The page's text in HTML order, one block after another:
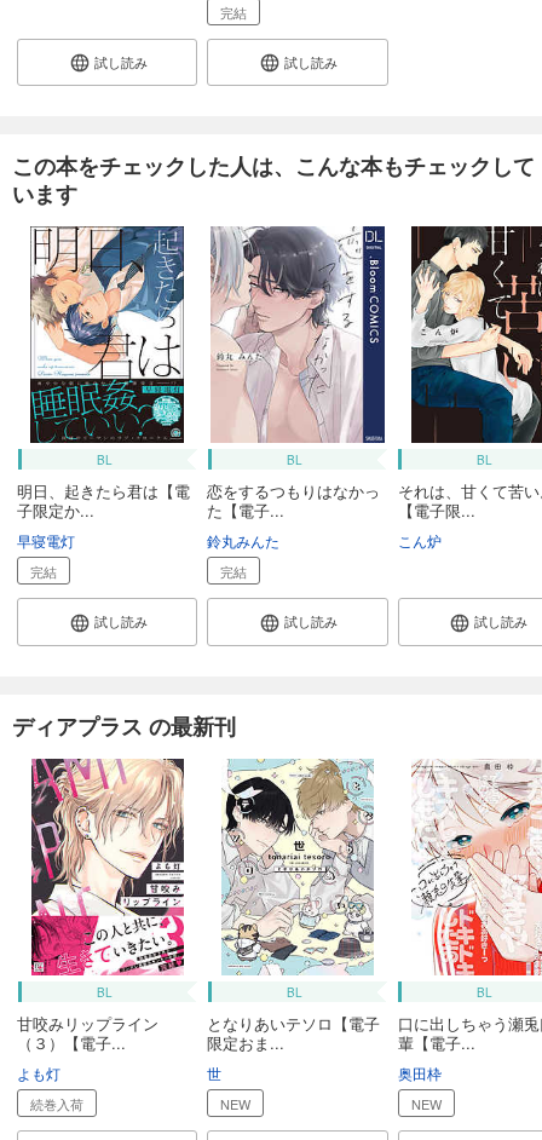
試し読み
完結
試し読み
この本をチェックした人は、こんな本もチェックして
います
BL
明日、起きたら君は【電
子限定か...
早寝電灯
完結
試し読み
BL
恋をするつもりはなかっ
た【電子...
鈴丸みんた
完結
試し読み
BL
それは、甘くて苦
【電子限...
こん炉
試し読み
ディアプラス の最新刊
BL
甘咬みリップライン
（３）【電子...
よも灯
続巻入荷
BL
となりあいテソロ【電子
限定おま...
世
NEW
BL
口に出しちゃう瀬
輩【電子...
奥田枠
NEW